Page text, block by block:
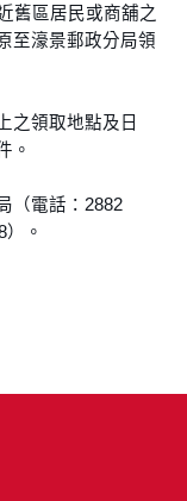
舊區居民或商舖之
至濠景郵政分局領
之領取地點及日
。
（電話：2882
。